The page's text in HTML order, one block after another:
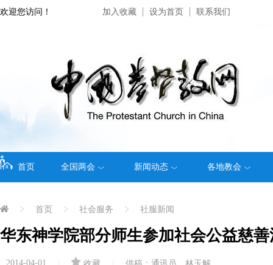
欢迎您访问！ 加入收藏 设为首页 联系我们
首页 全国两会 新闻动态 各地教会
首页 社会服务 社服新闻
华东神学院部分师生参加社会公益慈
2014-04-01